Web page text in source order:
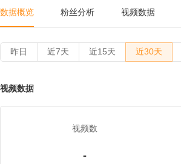
数据概览 粉丝分析 视频数据
昨日 近7天 近15天 近30天
视频数据
视频数
-